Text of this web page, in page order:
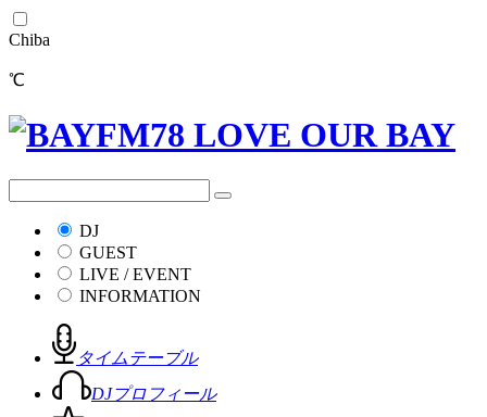
Chiba
℃
DJ
GUEST
LIVE / EVENT
INFORMATION
タイムテーブル
DJプロフィール